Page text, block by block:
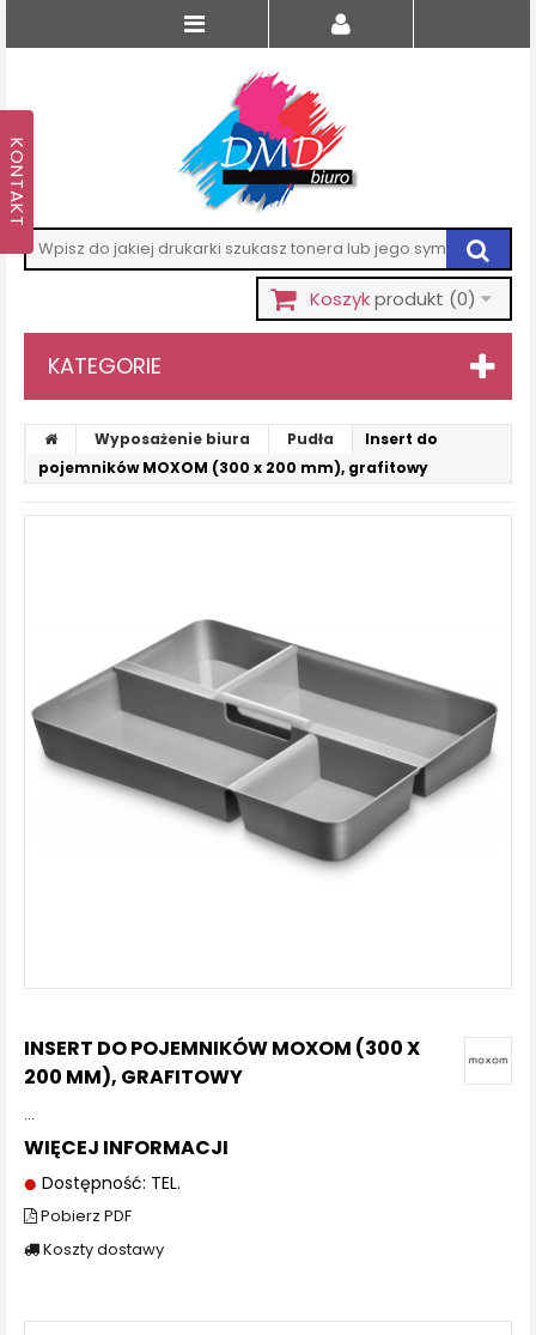
Koszykprodukt (0)
KATEGORIE
Wyposażenie biura Pudła
Insert do
pojemników MOXOM (300 x 200 mm), grafitowy
INSERT DO POJEMNIKÓW MOXOM (300 X
200 MM), GRAFITOWY
...
WIĘCEJ INFORMACJI
Dostępność: TEL.
Pobierz PDF
Koszty dostawy